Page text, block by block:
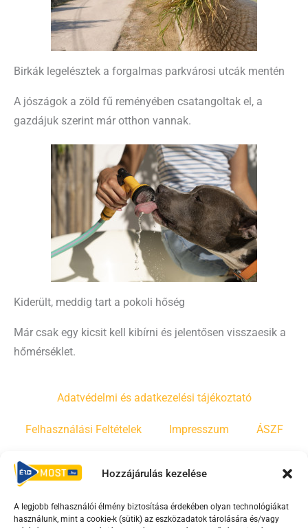
Hozzájárulás kezelése
A legjobb felhasználói élmény biztosítása érdekében olyan technológiákat
használunk, mint a cookie-k (sütik) az eszközadatok tárolására és/vagy
Birkák legelésztek a forgalmas parkvárosi utcák mentén
A jószágok a zöld fű reményében csatangoltak el, a
gazdájuk szerint már otthon vannak.
Kiderült, meddig tart a pokoli hőség
Már csak egy kicsit kell kibírni és jelentősen visszaesik a
hőmérséklet.
Adatvédelmi és adatkezelési tájékoztató
Felhasználási Feltételek Impresszum ÁSZF
Irányelvek
F
Y
T